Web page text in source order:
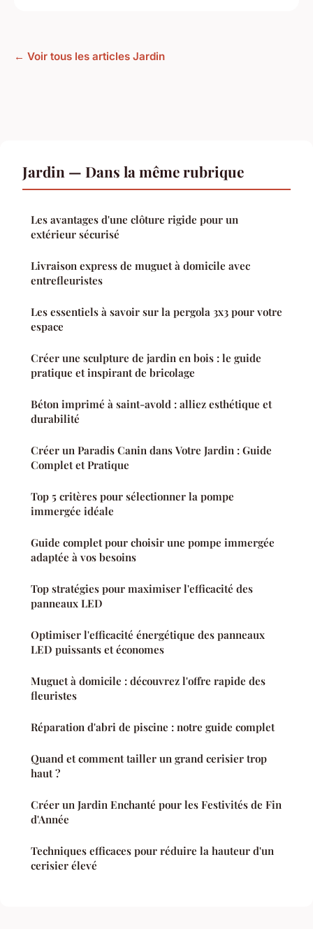
← Voir tous les articles Jardin
Jardin — Dans la même rubrique
Les avantages d'une clôture rigide pour un
extérieur sécurisé
Livraison express de muguet à domicile avec
entrefleuristes
Les essentiels à savoir sur la pergola 3x3 pour votre
espace
Créer une sculpture de jardin en bois : le guide
pratique et inspirant de bricolage
Béton imprimé à saint-avold : alliez esthétique et
durabilité
Créer un Paradis Canin dans Votre Jardin : Guide
Complet et Pratique
Top 5 critères pour sélectionner la pompe
immergée idéale
Guide complet pour choisir une pompe immergée
adaptée à vos besoins
Top stratégies pour maximiser l'efficacité des
panneaux LED
Optimiser l'efficacité énergétique des panneaux
LED puissants et économes
Muguet à domicile : découvrez l'offre rapide des
fleuristes
Réparation d'abri de piscine : notre guide complet
Quand et comment tailler un grand cerisier trop
haut ?
Créer un Jardin Enchanté pour les Festivités de Fin
d'Année
Techniques efficaces pour réduire la hauteur d'un
cerisier élevé